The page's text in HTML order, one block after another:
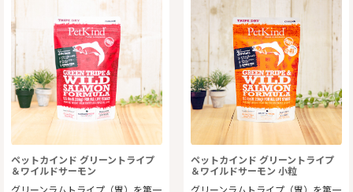
ペットカインド グリーントライプ
＆ワイルドサーモン
グリーンラムトライプ（胃）を第一
ペットカインド グリーントライプ
＆ワイルドサーモン 小粒
グリーンラムトライプ（胃）を第一